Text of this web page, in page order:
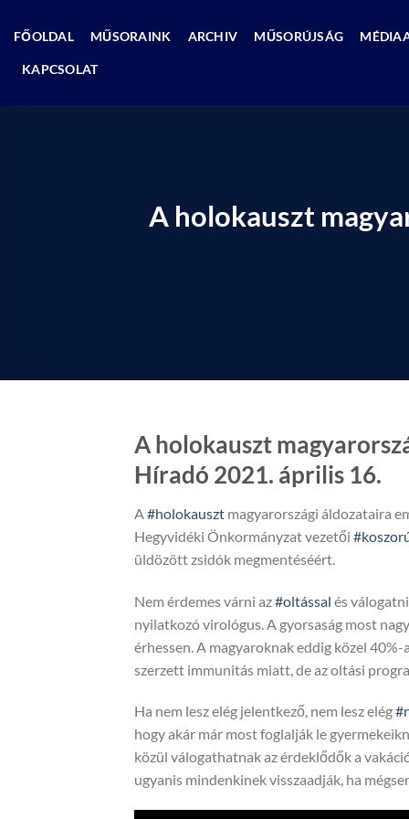
FŐOLDAL MŰSORAINK ARCHIV MŰSORÚJSÁG
KAPCSOLAT
A holokauszt
A holokauszt
Híradó 2021. április 16.
A #holokauszt magyarországi áldozataira
Hegyvidéki Önkormányzat vezetői
üldözött zsidók megmentéséért.
Nem érdemes várni az#oltással és
nyilatkozó virológus. A gyorsaság most
érhessen. A magyaroknak eddig közel 40%-
szerzett immunitás miatt, de az oltási
Ha nem lesz elég jelentkező, nem lesz elég
hogy akár már most foglalják le
közül válogathatnak az érdeklődők a
ugyanis mindenkinek visszaadják, ha